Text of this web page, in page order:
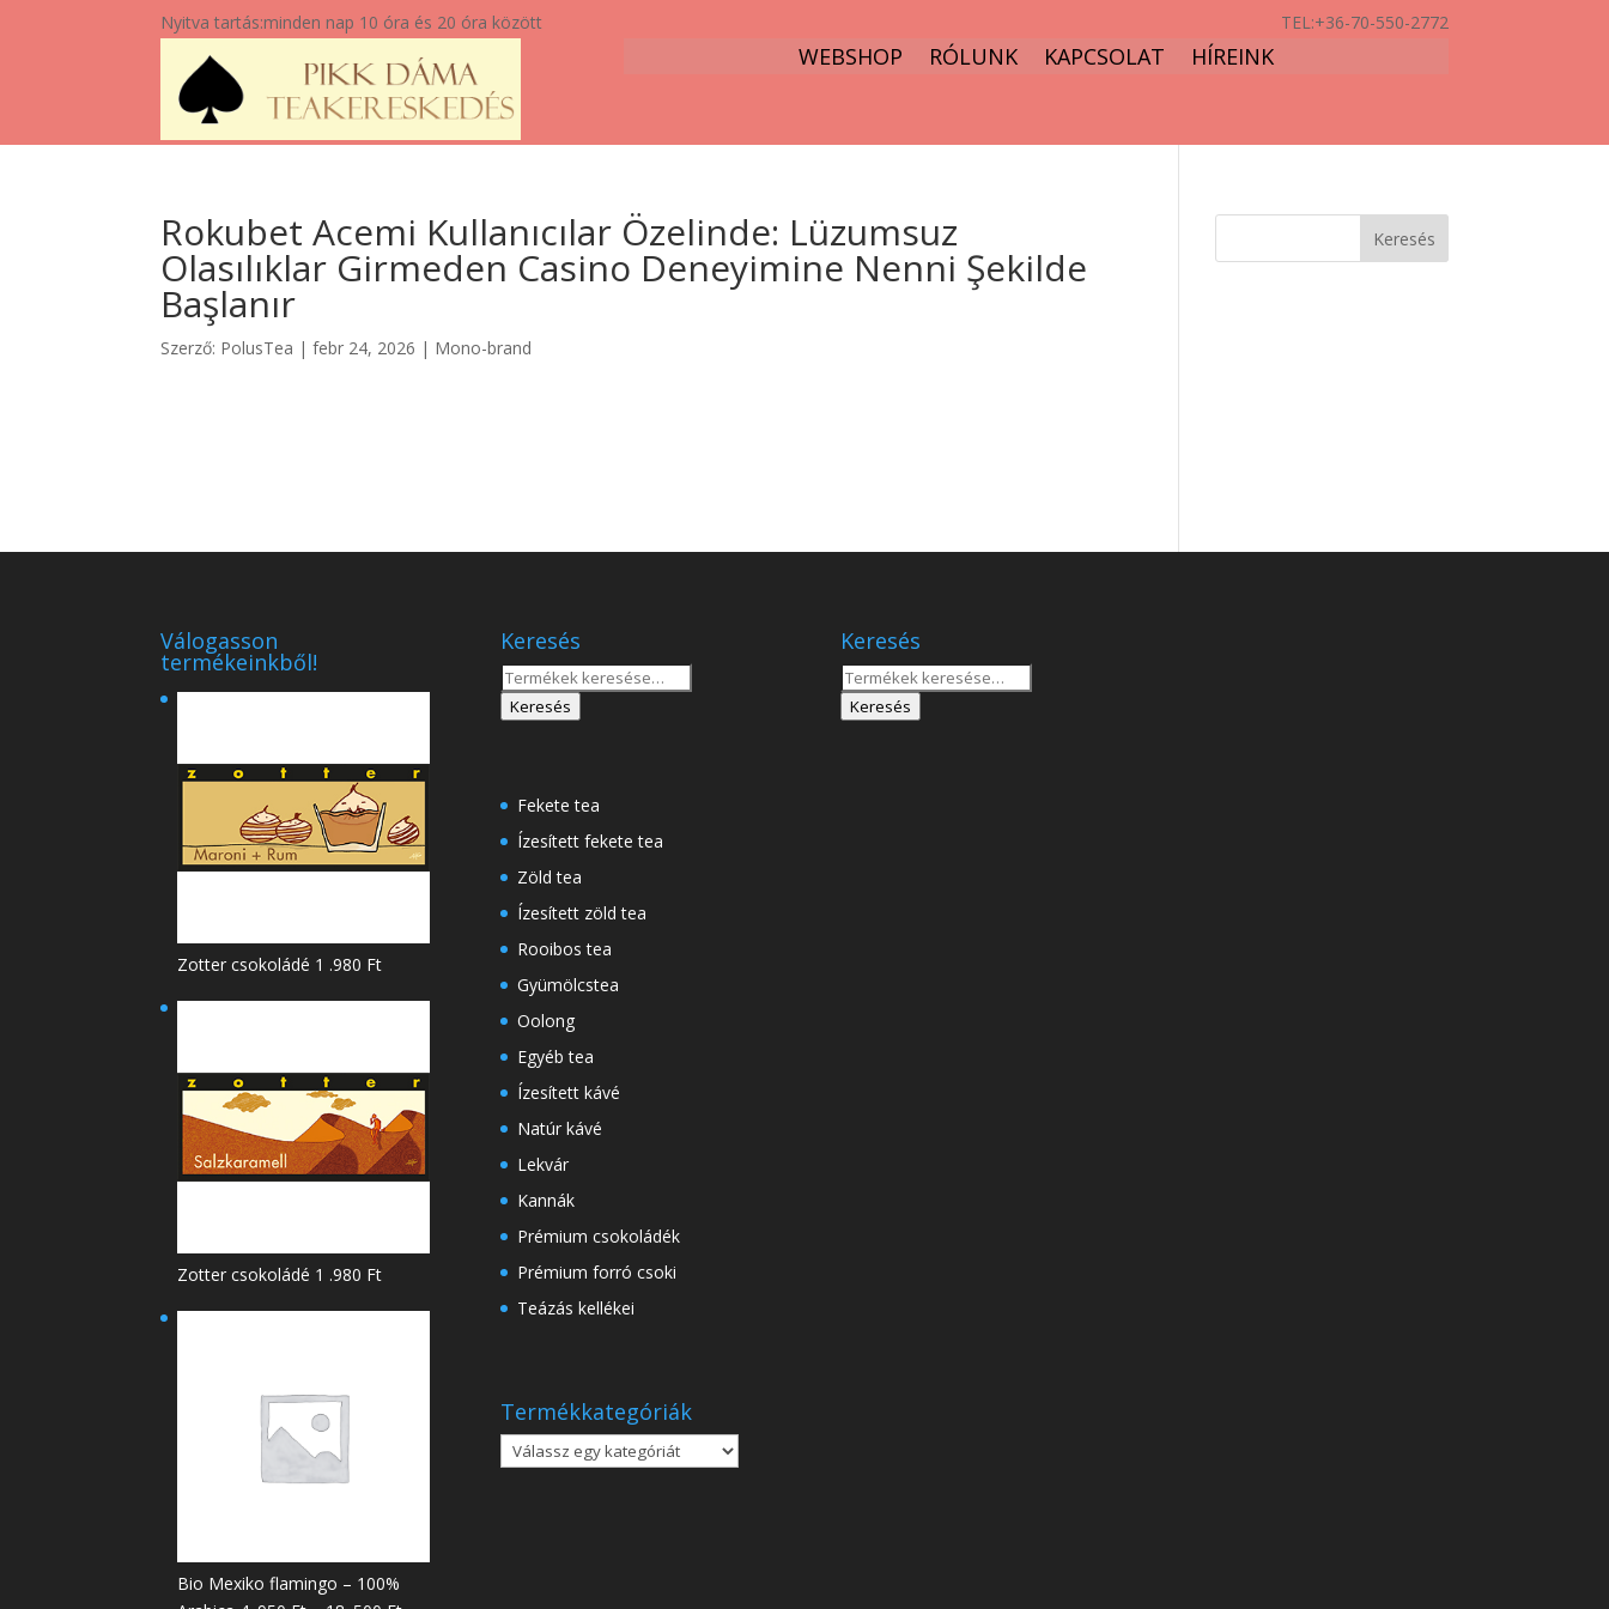
Nyitva tartás:minden nap 10 óra és 20 óra között TEL:+36-70-550-2772
WEBSHOP RÓLUNK KAPCSOLAT HÍREINK
Rokubet Acemi Kullanıcılar Özelinde: Lüzumsuz
Olasılıklar Girmeden Casino Deneyimine Nenni Şekilde
Başlanır
Szerző: PolusTea |febr 24, 2026 | Mono-brand
Válogasson
termékeinkből!
Zotter csokoládé 1 .980 Ft
Zotter csokoládé 1 .980 Ft
Bio Mexiko flamingo – 100%
Keresés
Keresés
Keresés
Fekete tea
Ízesített fekete tea
Zöld tea
Ízesített zöld tea
Rooibos tea
Gyümölcstea
Oolong
Egyéb tea
Ízesített kávé
Natúr kávé
Lekvár
Kannák
Prémium csokoládék
Prémium forró csoki
Teázás kellékei
Termékkategóriák
Keresés
Keresés
Keresés